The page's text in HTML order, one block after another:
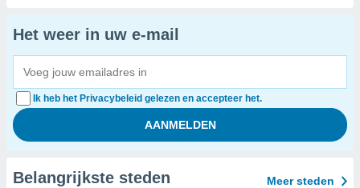
Het weer in uw e-mail
Ik heb het Privacybeleid gelezen en accepteer het.
Belangrijkste steden Meer steden